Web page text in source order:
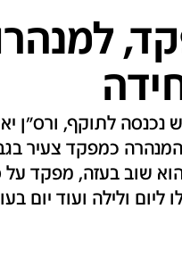
לתוקף, ורס"ן
המנהרה כמפקד צעיר
שוב בעזה, מפקד על
ליום ולילה ועוד יום